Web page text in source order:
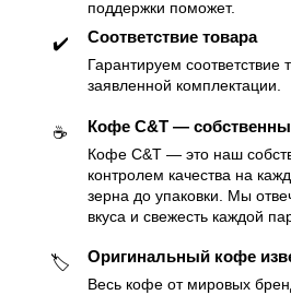
поддержки поможет.
✔️ Соответствие товара
Гарантируем соответствие
заявленной комплектации.
☕️ Кофе C&T —
Кофе C&T — это наш
контролем качества на
зерна до упаковки. Мы
вкуса и свежесть каждой
🏷 Оригинальный кофе
Весь кофе от мировых